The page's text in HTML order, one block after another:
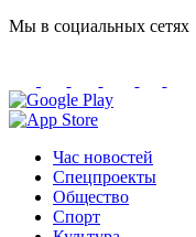
Мы в социальных сетях
Час новостей
Спецпроекты
Общество
Спорт